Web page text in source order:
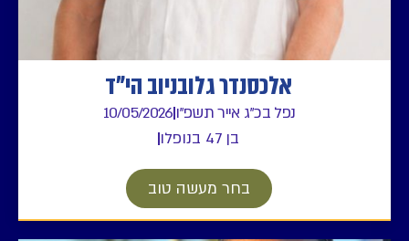
אלכסנדר גלובניוב הי"ד
נפל בכ"ג אייר תשפ"ו10/05/2026
בן 47 בנופלו
בחר מעשה טוב